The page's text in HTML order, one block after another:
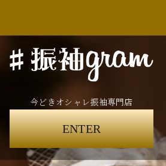
今どきオシャレ振袖専門店
ENTER